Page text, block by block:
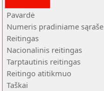
Pavardė
Numeris pradiniame sąraše
Reitingas
Nacionalinis reitingas
Tarptautinis reitingas
Reitingo atitikmuo
Taškai